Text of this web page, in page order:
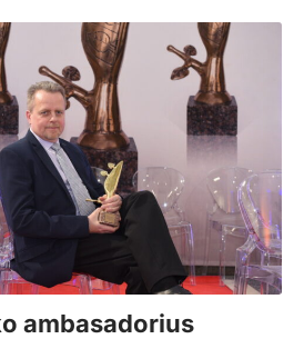
ambasadorius